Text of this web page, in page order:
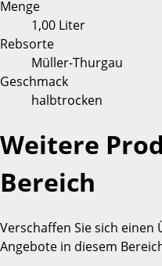
Menge
1,00 Liter
Rebsorte
Müller-Thurgau
Geschmack
halbtrocken
Weitere
Bereich
Verschaffen Sie sich
Angebote in diesem